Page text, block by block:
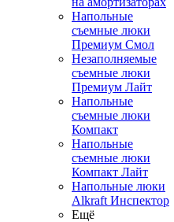
Напольные
съемные люки
Премиум Смол
Незаполняемые
съемные люки
Премиум Лайт
Напольные
съемные люки
Компакт
Напольные
съемные люки
Компакт Лайт
Напольные люки
Alkraft Инспектор
Ещё